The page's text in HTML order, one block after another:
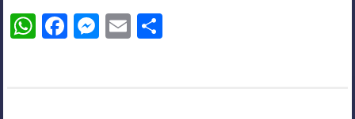
WhatsApp
Facebook
Messenger
EmailTeilen